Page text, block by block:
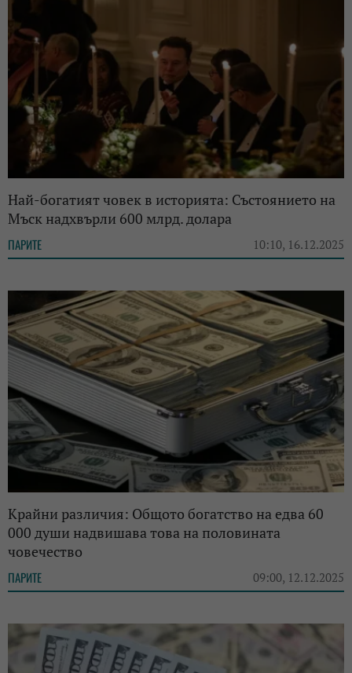
Най-богатият човек в историята: Състоянието на
Мъск надхвърли 600 млрд. долара
ПАРИТЕ 10:10, 16.12.2025
Крайни различия: Общото богатство на едва 60
000 души надвишава това на половината
човечество
ПАРИТЕ 09:00, 12.12.2025